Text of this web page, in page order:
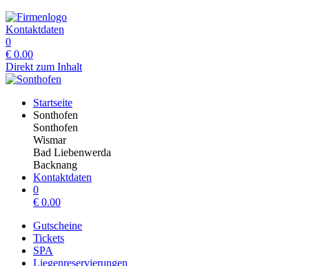
Kontaktdaten
0
€ 0.00
Direkt zum Inhalt
Startseite
Sonthofen
Sonthofen
Wismar
Bad Liebenwerda
Backnang
Kontaktdaten
0
€ 0.00
Gutscheine
Tickets
SPA
Liegenreservierungen